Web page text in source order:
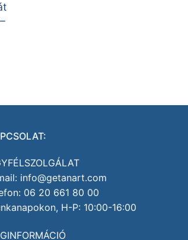
info@getanart.com
06 20 661 80 00
H-P: 10:00-16:00